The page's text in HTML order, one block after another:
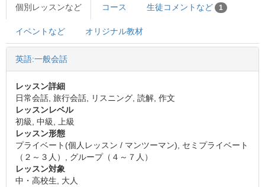
個別レッスンなど コース 生徒コメントなど 1
イベントなど オリジナル教材
英語:一般会話
レッスン詳細
日常会話, 旅行会話, リスニング, 読解, 作文
レッスンレベル
初級, 中級, 上級
レッスン形態
プライベート(個人レッスン / マンツーマン), セミプライベート
（２～３人）, グループ（４～７人）
レッスン対象
中・高校生, 大人